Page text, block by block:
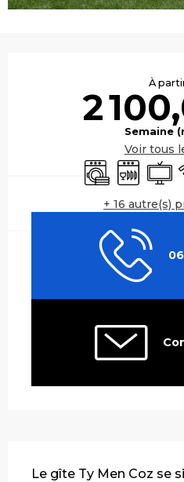
À
2
Semaine
Voir tous
Lave linge
Lave
+ 16 autre(s)
Le gîte Ty Men Coz se